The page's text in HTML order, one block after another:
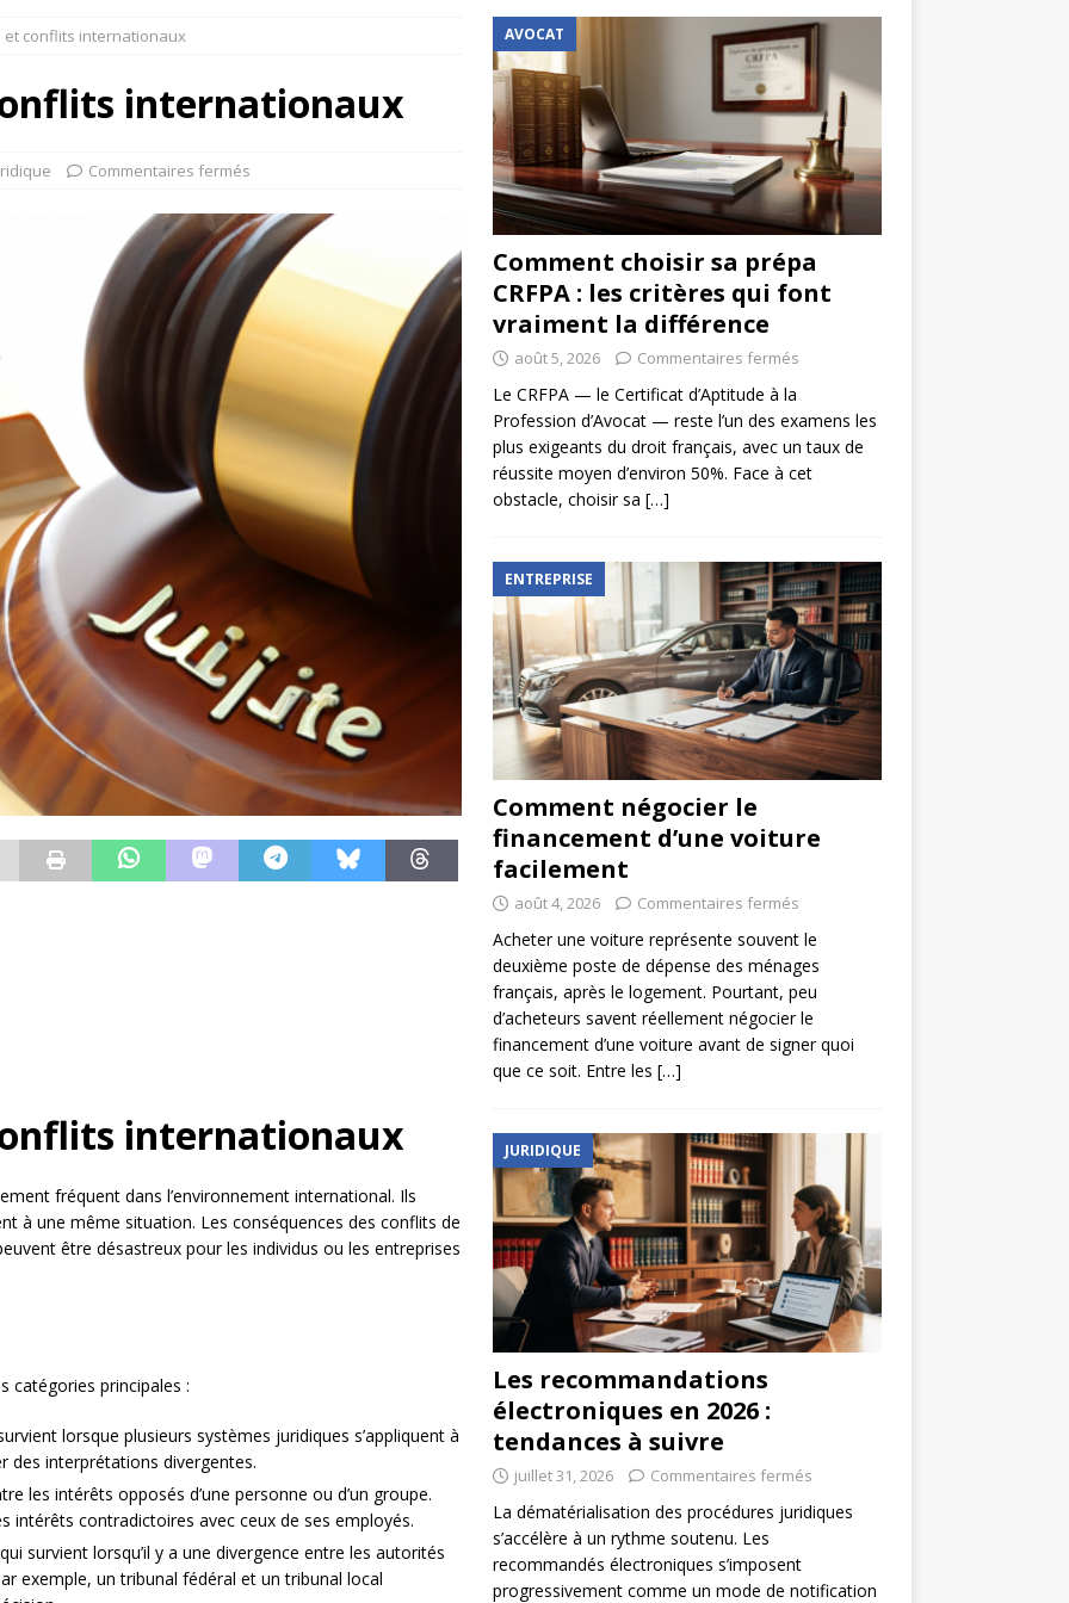
et conflits internationaux
internationaux
Commentaires fermés
internationaux
fréquent dans l’environnement international. Ils
à une même situation. Les conséquences des conflits de
être désastreux pour les individus ou les entreprises
catégories principales :
lorsque plusieurs systèmes juridiques s’appliquent à
des interprétations divergentes.
les intérêts opposés d’une personne ou d’un groupe.
intérêts contradictoires avec ceux de ses employés.
survient lorsqu’il y a une divergence entre les autorités
exemple, un tribunal fédéral et un tribunal local
AVOCAT
Comment choisir sa prépa
CRFPA : les critères qui font
vraiment la différence
août 5, 2026 Commentaires fermés
Le CRFPA — le Certificat d’Aptitude à la
Profession d’Avocat — reste l’un des examens les
plus exigeants du droit français, avec un taux de
réussite moyen d’environ 50%. Face à cet
obstacle, choisir sa […]
ENTREPRISE
Comment négocier le
financement d’une voiture
facilement
août 4, 2026 Commentaires fermés
Acheter une voiture représente souvent le
deuxième poste de dépense des ménages
français, après le logement. Pourtant, peu
d’acheteurs savent réellement négocier le
financement d’une voiture avant de signer quoi
que ce soit. Entre les […]
JURIDIQUE
Les recommandations
électroniques en 2026 :
tendances à suivre
juillet 31, 2026 Commentaires fermés
La dématérialisation des procédures juridiques
s’accélère à un rythme soutenu. Les
recommandés électroniques s’imposent
progressivement comme un mode de notification